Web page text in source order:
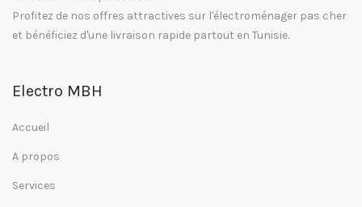
Profitez de nos offres attractives sur l'électroménager pas cher
et bénéficiez d'une livraison rapide partout en Tunisie.
Electro MBH
Accueil
A propos
Services